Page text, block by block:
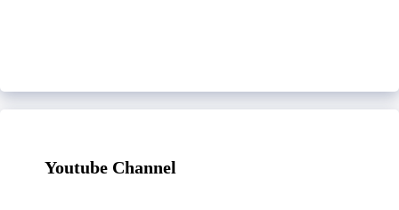
Youtube Channel